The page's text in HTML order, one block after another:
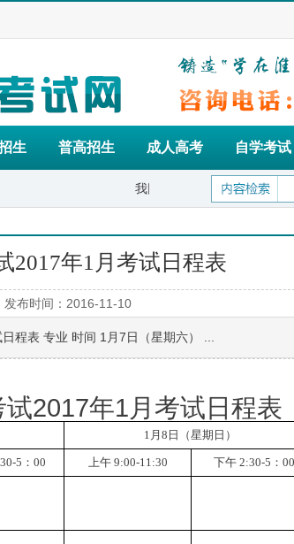
生 普高招生 成人高考 自学考试
我网站是淮安市招生考试的权威网站,
2017年1月考试日程表
布时间：2016-11-10
程表 专业 时间 1月7日（星期六） ...
试2017年1月考试日程表
1 月 8 日（星期日）
5 ： 00 上午9:00-11:30 下午2:30-5 ： 00